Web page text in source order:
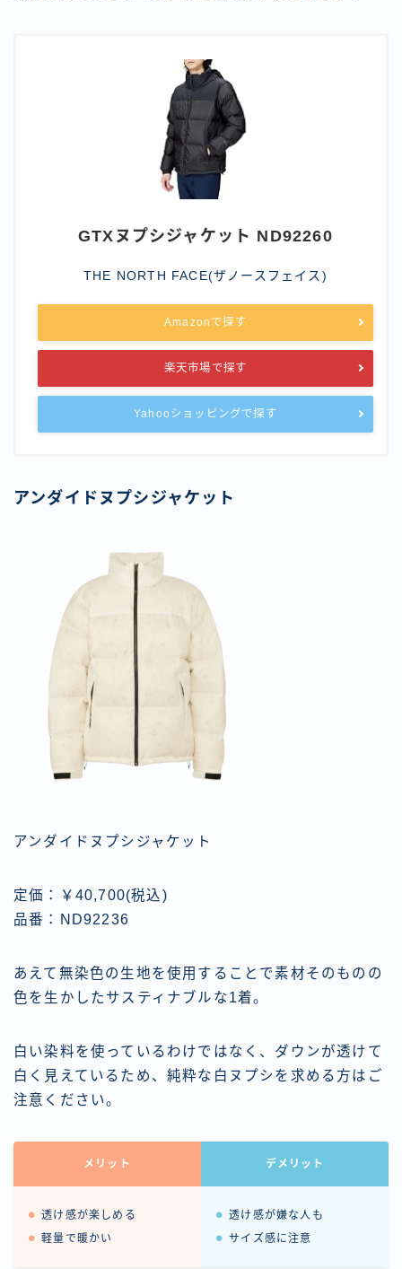
GTXヌプシジャケット ND92260
THE NORTH FACE(ザノースフェイス)
Amazonで探す
楽天市場で探す
Yahooショッピングで探す
アンダイドヌプシジャケット
アンダイドヌプシジャケット
定価：￥40,700(税込)
品番：ND92236
あえて無染色の生地を使用することで素材そのものの
色を生かしたサスティナブルな1着。
白い染料を使っているわけではなく、ダウンが透けて
白く見えているため、純粋な白ヌプシを求める方はご
注意ください。
メリット デメリット
透け感が楽しめる
軽量で暖かい
透け感が嫌な人も
サイズ感に注意